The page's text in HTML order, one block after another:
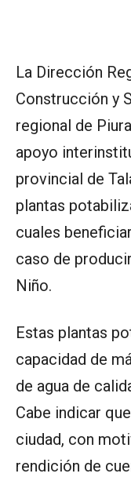
La Dirección
Construcción y
regional de
apoyo
provincial de
plantas
cuales
caso de
Niño.
Estas plantas
capacidad de
de agua de
Cabe indicar
ciudad, con
rendición de